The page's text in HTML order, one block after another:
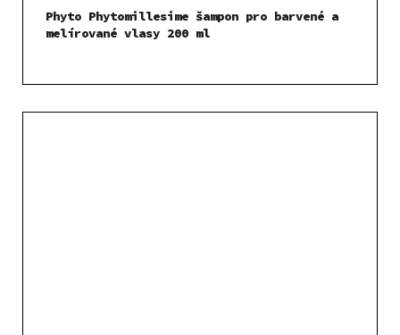
Phyto Phytomillesime šampon pro barvené a
melírované vlasy 200 ml